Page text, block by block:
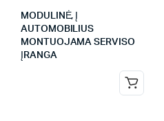
MODULINĖ, Į
AUTOMOBILIUS
MONTUOJAMA SERVISO
ĮRANGA